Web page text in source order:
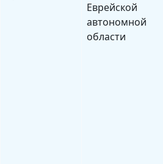
Еврейской
автономной
области